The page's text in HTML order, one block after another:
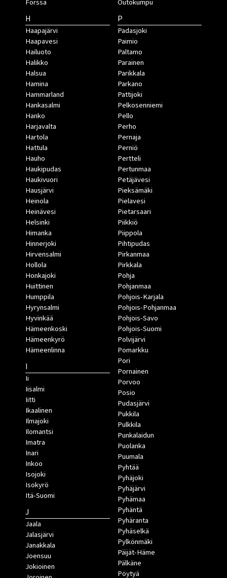
Forssa
H
Haapajärvi
Haapavesi
Hailuoto
Halikko
Halsua
Hamina
Hammarland
Hankasalmi
Hanko
Harjavalta
Hartola
Hattula
Hauho
Haukipudas
Haukivuori
Hausjärvi
Heinola
Heinävesi
Helsinki
Himanka
Hinnerjoki
Hirvensalmi
Hollola
Honkajoki
Huittinen
Humppila
Hyrynsalmi
Hyvinkää
Hämeenkoski
Hämeenkyrö
Hämeenlinna
I
Ii
Iisalmi
Iitti
Ikaalinen
Ilmajoki
Ilomantsi
Imatra
Inari
Inkoo
Isojoki
Isokyrö
Itä-Suomi
J
Jaala
Jalasjärvi
Janakkala
Joensuu
Jokioinen
Outokumpu
P
Padasjoki
Paimio
Paltamo
Parainen
Parikkala
Parkano
Pattijoki
Pelkosenniemi
Pello
Perho
Pernaja
Perniö
Pertteli
Pertunmaa
Petäjävesi
Pieksämäki
Pielavesi
Pietarsaari
Piikkiö
Piippola
Pihtipudas
Pirkanmaa
Pirkkala
Pohja
Pohjanmaa
Pohjois-Karjala
Pohjois-Pohjanmaa
Pohjois-Savo
Pohjois-Suomi
Polvijärvi
Pomarkku
Pori
Pornainen
Porvoo
Posio
Pudasjärvi
Pukkila
Pulkkila
Punkalaidun
Puolanka
Puumala
Pyhtää
Pyhäjoki
Pyhäjärvi
Pyhämaa
Pyhäntä
Pyhäranta
Pyhäselkä
Pylkönmäki
Päijät-Häme
Pälkäne
Pöytyä